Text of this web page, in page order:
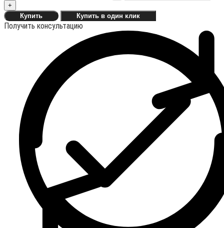
+
Купить
Купить в один клик
Получить консультацию